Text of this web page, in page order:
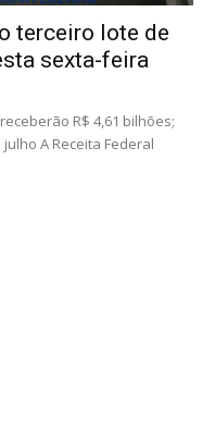
terceiro lote de
sexta-feira
R$ 4,61 bilhões;
A Receita Federal